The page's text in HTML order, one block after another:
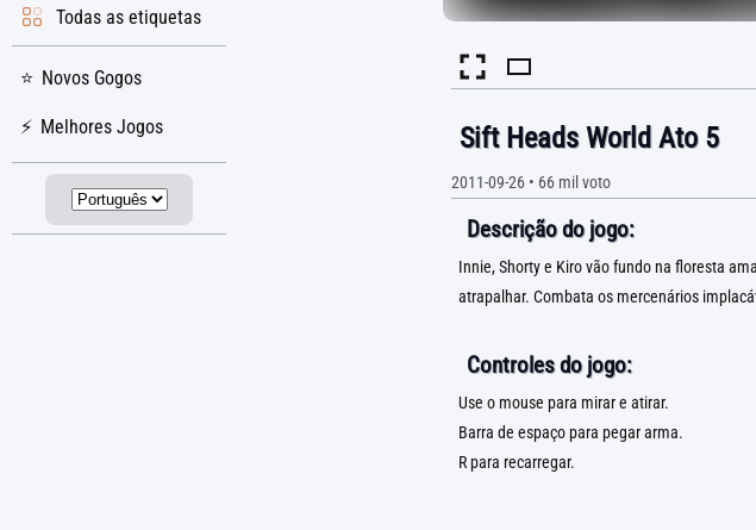
Todas as etiquetas
Novos Gogos
Melhores Jogos Sift Heads World Ato 5
2011-09-26• 66 mil voto
Descrição do jogo:
Innie, Shorty e Kiro vão fundo na floresta
atrapalhar. Combata os mercenários
Controles do jogo:
Use o mouse para mirar e atirar.
Barra de espaço para pegar arma.
R para recarregar.